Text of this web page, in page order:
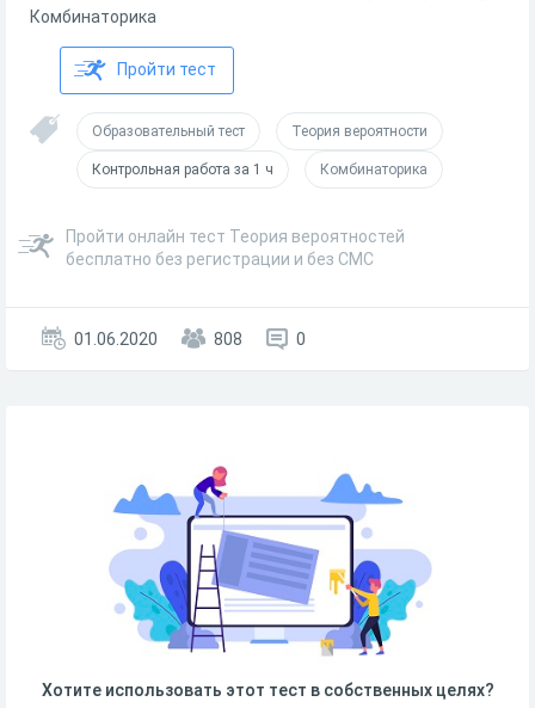
Комбинаторика
Пройти тест
Образовательный тест Теория вероятности
Контрольная работа за 1 ч Комбинаторика
Пройти онлайн тест Теория вероятностей
бесплатно без регистрации и без СМС
01.06.2020 808 0
Хотите использовать этот тест в собственных целях?